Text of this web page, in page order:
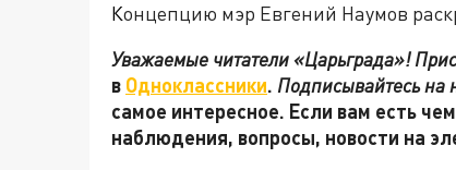
Концепцию мэр Евгений Наумов
Уважаемые читатели «Царьграда»!
в Одноклассники. Подписывайтесь на
самое интересное. Если вам есть
наблюдения, вопросы, новости на